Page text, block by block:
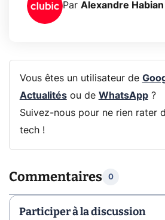
Par Alexandre Habian
Vous êtes un utilisateur de
Actualitésou de WhatsApp?
Suivez-nous pour ne rien rater
tech !
Commentaires 0
Participer à la discussion